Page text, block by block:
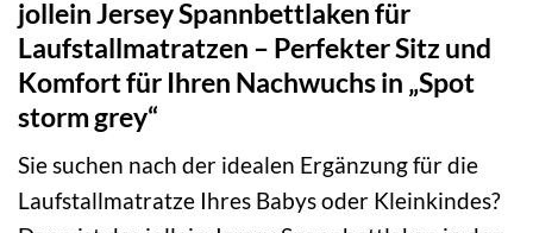
jollein Jersey Spannbettlaken für
Laufstallmatratzen – Perfekter Sitz und
Komfort für Ihren Nachwuchs in „Spot
storm grey“
Sie suchen nach der idealen Ergänzung für die
Laufstallmatratze Ihres Babys oder Kleinkindes?